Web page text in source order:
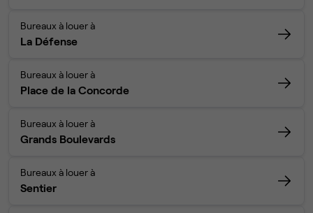
Bureaux à louer à
La Défense
Bureaux à louer à
Place de la Concorde
Bureaux à louer à
Grands Boulevards
Bureaux à louer à
Sentier